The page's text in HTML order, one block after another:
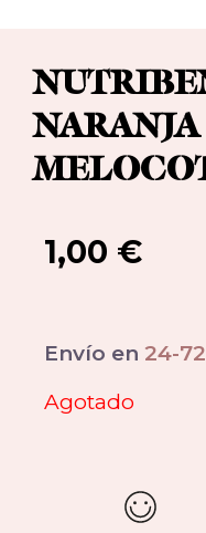
1,00 €
Envío en 24-72
Agotado